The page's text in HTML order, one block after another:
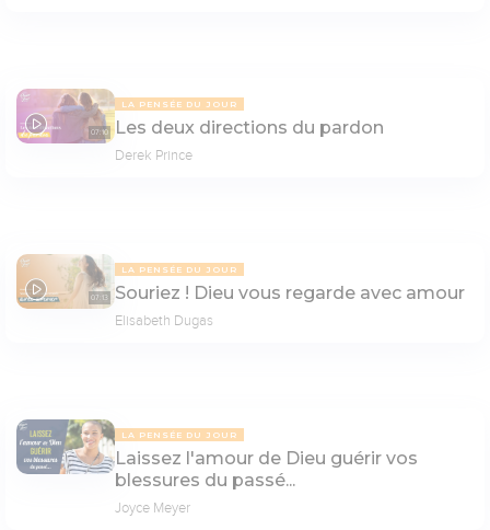
07:10
LA PENSÉE DU JOUR
Les deux directions du pardon
Derek Prince
07:13
LA PENSÉE DU JOUR
Souriez ! Dieu vous regarde avec amour
Elisabeth Dugas
LA PENSÉE DU JOUR
Laissez l'amour de Dieu guérir vos
blessures du passé...
Joyce Meyer